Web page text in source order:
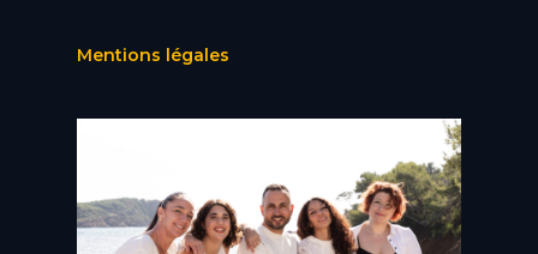
Mentions légales